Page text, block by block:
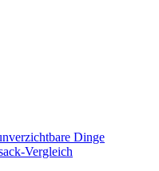
Dinge
Vergleich